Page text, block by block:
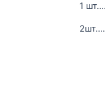
1